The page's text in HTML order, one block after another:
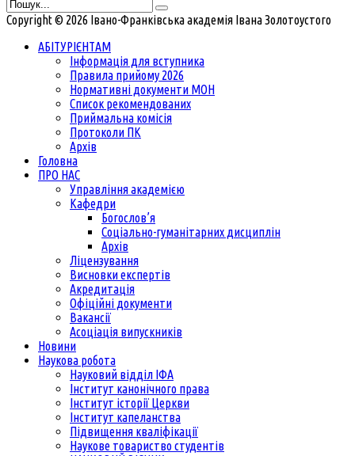
Copyright © 2026 Івано-Франківська академія Івана Золотоустого
АБІТУРІЄНТАМ
Інформація для вступника
Правила прийому 2026
Нормативні документи МОН
Список рекомендованих
Приймальна комісія
Протоколи ПК
Архів
Головна
ПРО НАС
Управління академією
Кафедри
Богослов’я
Соціально-гуманітарних дисциплін
Архів
Ліцензування
Висновки експертів
Акредитація
Офіційні документи
Вакансії
Асоціація випускників
Новини
Наукова робота
Науковий відділ ІФА
Інститут канонічного права
Інститут історії Церкви
Інститут капеланства
Підвищення кваліфікації
Наукове товариство студентів